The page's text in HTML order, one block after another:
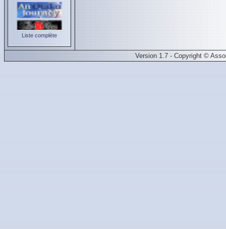
Liste complète
Version 1.7 - Copyright ©